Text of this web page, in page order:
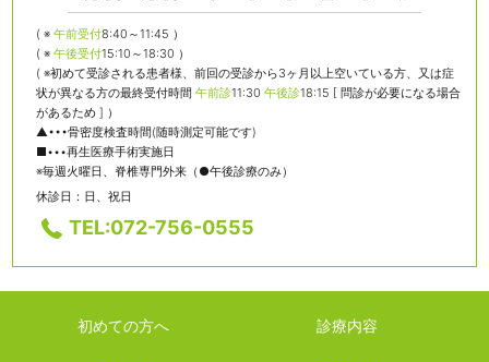
( ※ 午前受付8:40～11:45 ）
( ※ 午後受付15:10～18:30 ）
( ※初めて受診される患者様、前回の受診から3ヶ月以上空いている方、又は症
状が異なる方の最終受付時間 午前診11:30 午後診18:15 [ 問診が必要になる場合
があるため ] ）
▲•••骨密度検査時間(随時測定可能です)
■•••再生医療手術実施日
※毎週火曜日、脊椎専門外来（●午後診療のみ）
休診日：日、祝日
TEL:072-756-0555
初めての方へ 診療内容